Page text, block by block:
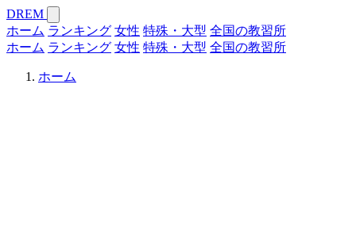
DREM
ホーム ランキング 女性 特殊・大型 全国の教習所
ホーム ランキング 女性 特殊・大型 全国の教習所
ホーム